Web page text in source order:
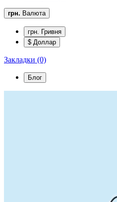
грн. Валюта
грн. Гривня
$ Доллар
Закладки (0)
Блог